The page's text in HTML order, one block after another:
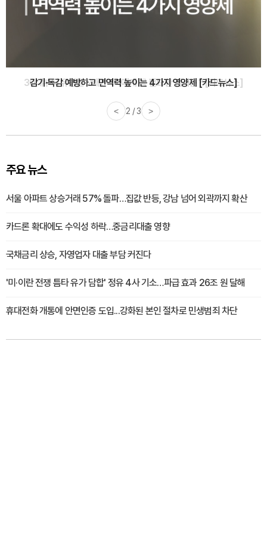
감기·독감 예방하고 면역력 높이는 4가지 영양제 [카드뉴스]
< 3 / 3 >
주요 뉴스
서울 아파트 상승거래 57% 돌파…집값 반등, 강남 넘어 외곽까지 확산
카드론 확대에도 수익성 하락…중금리대출 영향
국채금리 상승, 자영업자 대출 부담 커진다
'미·이란 전쟁 틈타 유가 담합' 정유 4사 기소…파급 효과 26조 원 달해
휴대전화 개통에 안면인증 도입...강화된 본인 절차로 민생범죄 차단